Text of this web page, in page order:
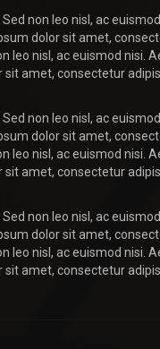
non leo nisl, ac
dolor sit amet,
nisl, ac euismod nisi.
amet, consectetur
non leo nisl, ac
dolor sit amet,
nisl, ac euismod nisi.
amet, consectetur
non leo nisl, ac
dolor sit amet,
nisl, ac euismod nisi.
amet, consectetur